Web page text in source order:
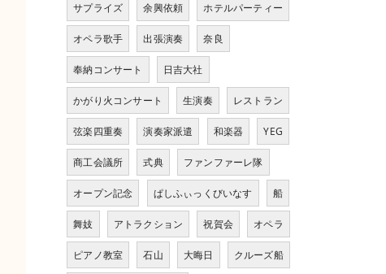
サプライズ 余興依頼 ホテルパーティー
オペラ歌手 出張演奏 奈良
奉納コンサート 日吉大社
かがり火コンサート 生演奏 レストラン
弦楽四重奏 演奏家派遣 和楽器 YEG
商工会議所 式典 ファンファーレ隊
オープン記念 ぱしふぃっくびいなす 船
舞妓 アトラクション 祝賀会 オペラ
ピアノ教室 石山 大晦日 クルーズ船